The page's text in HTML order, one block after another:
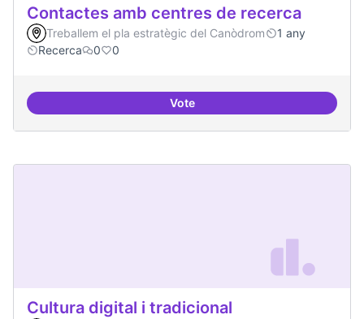
Contactes amb centres de recerca
Treballem el pla estratègic del Canòdrom
1 any
Recerca
0 0
VoteContactes amb centres de
Cultura digital i tradicional